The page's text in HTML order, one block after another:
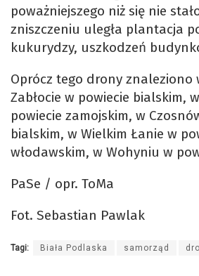
poważniejszego niż się nie
zniszczeniu uległa plantacja
kukurydzy, uszkodzeń
Oprócz tego drony znaleziono
Zabłocie w powiecie bialskim,
powiecie zamojskim, w
bialskim, w Wielkim Łanie w
włodawskim, w Wohyniu w
PaSe / opr. ToMa
Fot. Sebastian Pawlak
Tagi: Biała Podlaska samorząd